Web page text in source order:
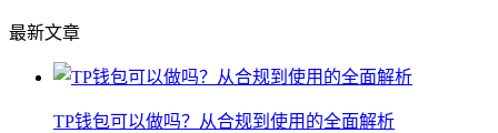
最新文章
TP钱包可以做吗？从合规到使用的全面解析